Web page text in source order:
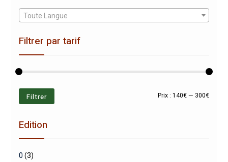
Toute Langue
Filtrer par tarif
Prix
Prix
Filtrer Prix :140€ — 300€
Edition
0 (3)